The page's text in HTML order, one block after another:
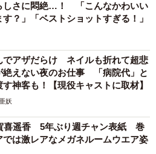
しさに悶絶…！ 「こんなかわいい
？」「ベストショットすぎる！」
でアザだらけ ネイルも折れて超悲
えない夜のお仕事 「病院代」と
神客も！【現役キャストに取材】
妖
喜遥香 5年ぶり週チャン表紙 巻
では激レアなメガネルームウエア姿